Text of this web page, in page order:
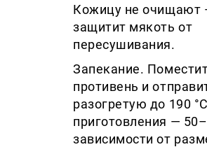
Кожицу не очищают
защитит мякоть от
пересушивания.
Запекание.
противень и
разогретую до 190
приготовления —
зависимости от